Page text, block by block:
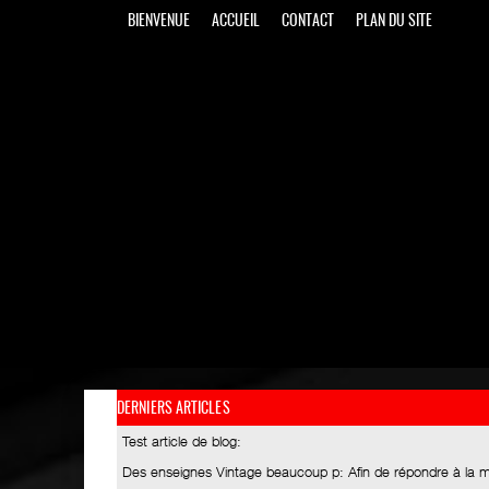
BIENVENUE ACCUEIL CONTACT PLAN DU SITE
DERNIERS ARTICLES
Test article de blog:
Des enseignes Vintage beaucoup p: Afin de répondre à la